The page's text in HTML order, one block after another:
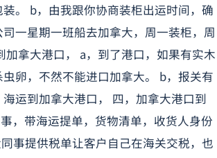
。 b，由我跟你协商装柜出运时间，确
一星期一班船去加拿大，周一装柜，周
拿大港口， a，到了港口，如果有实木
卵，不然不能进口加拿大。 b，报关有
运到加拿大港口， 四，加拿大港口到
，带海运提单，货物清单，收货人身份
事提供税单让客户自己在海关交税，也